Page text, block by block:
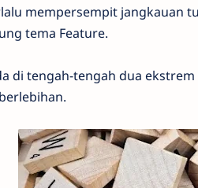
mempersempit jangkauan
tema Feature.
tengah-tengah dua ekstrem